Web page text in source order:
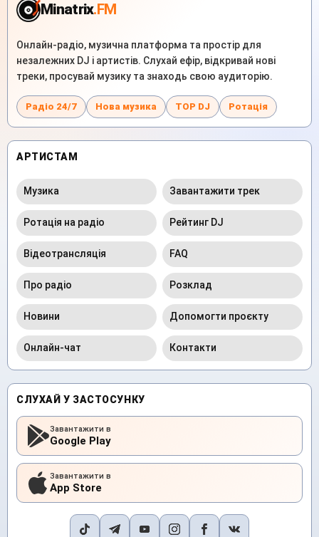
Minatrix.FM
Онлайн-радіо, музична платформа та простір для
незалежних DJ і артистів. Слухай ефір, відкривай нові
треки, просувай музику та знаходь свою аудиторію.
Радіо 24/7 Нова музика TOP DJ Ротація
АРТИСТАМ
Музика Завантажити трек
Ротація на радіо Рейтинг DJ
Відеотрансляція FAQ
Про радіо Розклад
Новини Допомогти проєкту
Онлайн-чат Контакти
СЛУХАЙ У ЗАСТОСУНКУ
Завантажити в
Google Play
Завантажити в
App Store